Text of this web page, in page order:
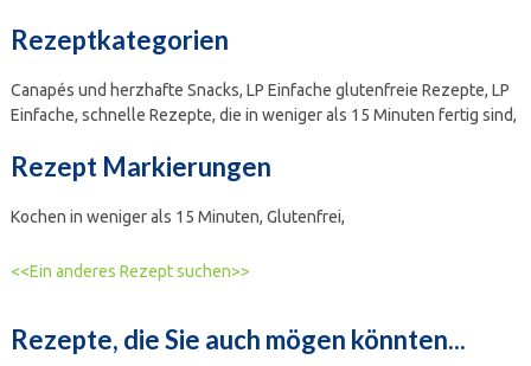
Rezeptkategorien
Canapés und herzhafte Snacks, LP Einfache glutenfreie Rezepte, LP
Einfache, schnelle Rezepte, die in weniger als 15 Minuten fertig sind,
Rezept Markierungen
Kochen in weniger als 15 Minuten, Glutenfrei,
<<Ein anderes Rezept suchen>>
Rezepte, die Sie auch mögen könnten...